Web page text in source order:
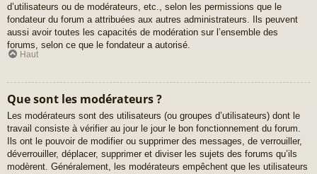
d’utilisateurs ou de modérateurs, etc., selon les permissions que le
fondateur du forum a attribuées aux autres administrateurs. Ils peuvent
aussi avoir toutes les capacités de modération sur l’ensemble des
forums, selon ce que le fondateur a autorisé.
Haut
Que sont les modérateurs ?
Les modérateurs sont des utilisateurs (ou groupes d’utilisateurs) dont le
travail consiste à vérifier au jour le jour le bon fonctionnement du forum.
Ils ont le pouvoir de modifier ou supprimer des messages, de verrouiller,
déverrouiller, déplacer, supprimer et diviser les sujets des forums qu’ils
modèrent. Généralement, les modérateurs empêchent que les utilisateurs